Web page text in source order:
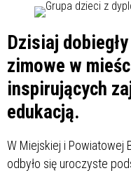
Dzisiaj
zimowe w
inspirujących
edukacją.
W Miejskiej i Powiatowej
odbyło się uroczyste